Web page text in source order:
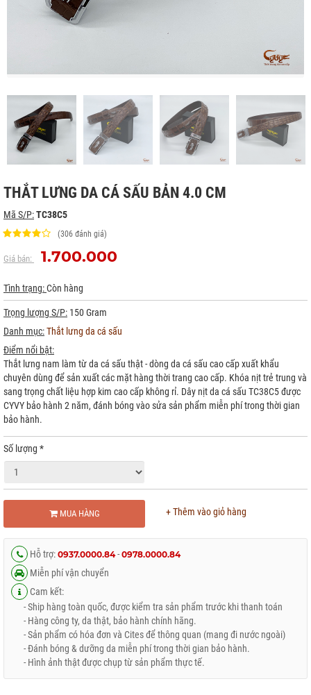
THẮT LƯNG DA CÁ SẤU BẢN 4.0 CM
Mã S/P:TC38C5
(306 đánh giá)
Giá bán: 1.700.000
Tình trạng:Còn hàng
Trọng lượng S/P: 150 Gram
Danh mục:Thắt lưng da cá sấu
Điểm nổi bật:
Thắt lưng nam làm từ da cá sấu thật - dòng da cá sấu cao cấp xuất khẩu
chuyên dùng để sản xuất các mặt hàng thời trang cao cấp. Khóa nịt trẻ trung và
sang trọng chất liệu hợp kim cao cấp không rỉ. Dây nịt da cá sấu TC38C5 được
CYVY bảo hành 2 năm, đánh bóng vào sửa sản phẩm miễn phí trong thời gian
bảo hành.
Số lượng *
MUA HÀNG + Thêm vào giỏ hàng
Hỗ trợ: 0937.0000.84- 0978.0000.84
Miễn phí vận chuyển
Cam kết:
- Ship hàng toàn quốc, được kiểm tra sản phẩm trước khi thanh toán
- Hàng công ty, da thật, bảo hành chính hãng.
- Sản phẩm có hóa đơn và Cites để thông quan (mang đi nước ngoài)
- Đánh bóng & dưỡng da miễn phí trong thời gian bảo hành.
- Hình ảnh thật được chụp từ sản phẩm thực tế.